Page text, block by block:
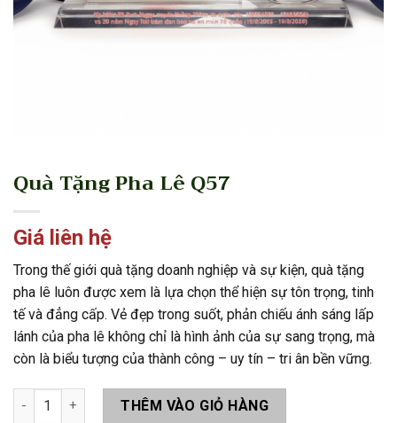
Quà Tặng Pha Lê Q57
Giá liên hệ
Trong thế giới quà tặng doanh nghiệp và sự kiện, quà tặng
pha lê luôn được xem là lựa chọn thể hiện sự tôn trọng, tinh
tế và đẳng cấp. Vẻ đẹp trong suốt, phản chiếu ánh sáng lấp
lánh của pha lê không chỉ là hình ảnh của sự sang trọng, mà
còn là biểu tượng của thành công – uy tín – tri ân bền vững.
Quà Tặng Pha Lê Q57 số lượng
THÊM VÀO GIỎ HÀNG